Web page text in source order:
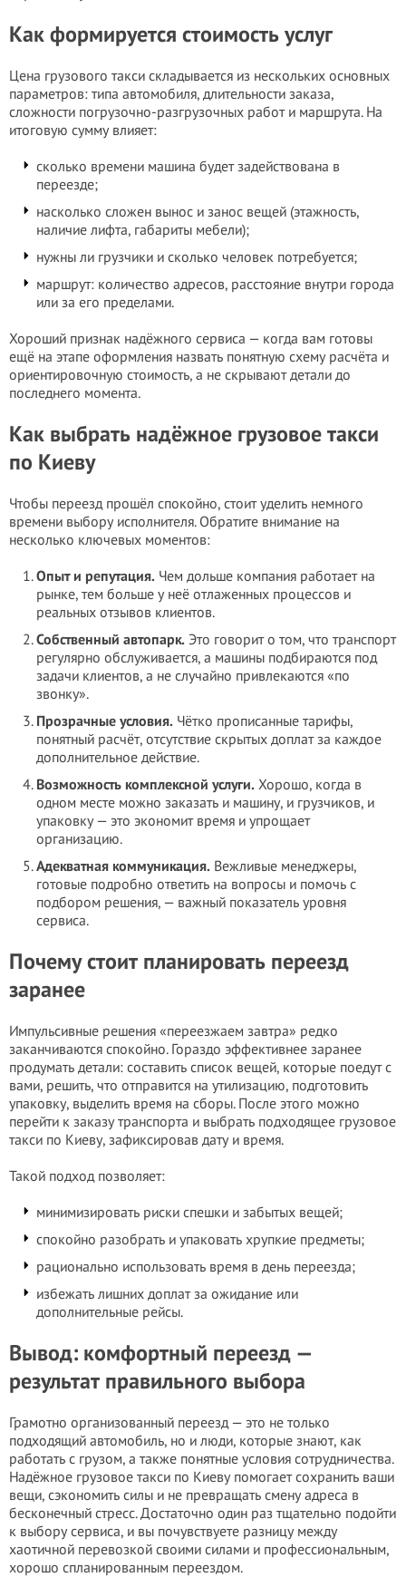
Как формируется стоимость услуг
Цена грузового такси складывается из нескольких основных
параметров: типа автомобиля, длительности заказа,
сложности погрузочно-разгрузочных работ и маршрута. На
итоговую сумму влияет:
сколько времени машина будет задействована в
переезде;
насколько сложен вынос и занос вещей (этажность,
наличие лифта, габариты мебели);
нужны ли грузчики и сколько человек потребуется;
маршрут: количество адресов, расстояние внутри города
или за его пределами.
Хороший признак надёжного сервиса — когда вам готовы
ещё на этапе оформления назвать понятную схему расчёта и
ориентировочную стоимость, а не скрывают детали до
последнего момента.
Как выбрать надёжное грузовое такси
по Киеву
Чтобы переезд прошёл спокойно, стоит уделить немного
времени выбору исполнителя. Обратите внимание на
несколько ключевых моментов:
Опыт и репутация. Чем дольше компания работает на
рынке, тем больше у неё отлаженных процессов и
реальных отзывов клиентов.
Собственный автопарк. Это говорит о том, что транспорт
регулярно обслуживается, а машины подбираются под
задачи клиентов, а не случайно привлекаются «по
звонку».
Прозрачные условия. Чётко прописанные тарифы,
понятный расчёт, отсутствие скрытых доплат за каждое
дополнительное действие.
Возможность комплексной услуги. Хорошо, когда в
одном месте можно заказать и машину, и грузчиков, и
упаковку — это экономит время и упрощает
организацию.
Адекватная коммуникация. Вежливые менеджеры,
готовые подробно ответить на вопросы и помочь с
подбором решения, — важный показатель уровня
сервиса.
Почему стоит планировать переезд
заранее
Импульсивные решения «переезжаем завтра» редко
заканчиваются спокойно. Гораздо эффективнее заранее
продумать детали: составить список вещей, которые поедут с
вами, решить, что отправится на утилизацию, подготовить
упаковку, выделить время на сборы. После этого можно
перейти к заказу транспорта и выбрать подходящее грузовое
такси по Киеву, зафиксировав дату и время.
Такой подход позволяет:
минимизировать риски спешки и забытых вещей;
спокойно разобрать и упаковать хрупкие предметы;
рационально использовать время в день переезда;
избежать лишних доплат за ожидание или
дополнительные рейсы.
Вывод: комфортный переезд —
результат правильного выбора
Грамотно организованный переезд — это не только
подходящий автомобиль, но и люди, которые знают, как
работать с грузом, а также понятные условия сотрудничества.
Надёжное грузовое такси по Киеву помогает сохранить ваши
вещи, сэкономить силы и не превращать смену адреса в
бесконечный стресс. Достаточно один раз тщательно подойти
к выбору сервиса, и вы почувствуете разницу между
хаотичной перевозкой своими силами и профессиональным,
хорошо спланированным переездом.